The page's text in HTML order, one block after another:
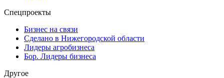
Спецпроекты
Бизнес на связи
Сделано в Нижегородской области
Лидеры агробизнеса
Бор. Лидеры бизнеса
Другое